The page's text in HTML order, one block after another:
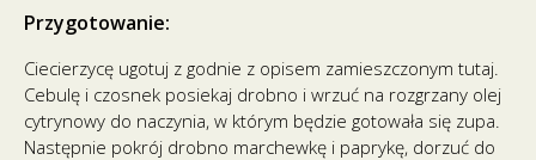
Przygotowanie:
Ciecierzycę ugotuj z godnie z opisem zamieszczonym tutaj.
Cebulę i czosnek posiekaj drobno i wrzuć na rozgrzany olej
cytrynowy do naczynia, w którym będzie gotowała się zupa.
Następnie pokrój drobno marchewkę i paprykę, dorzuć do